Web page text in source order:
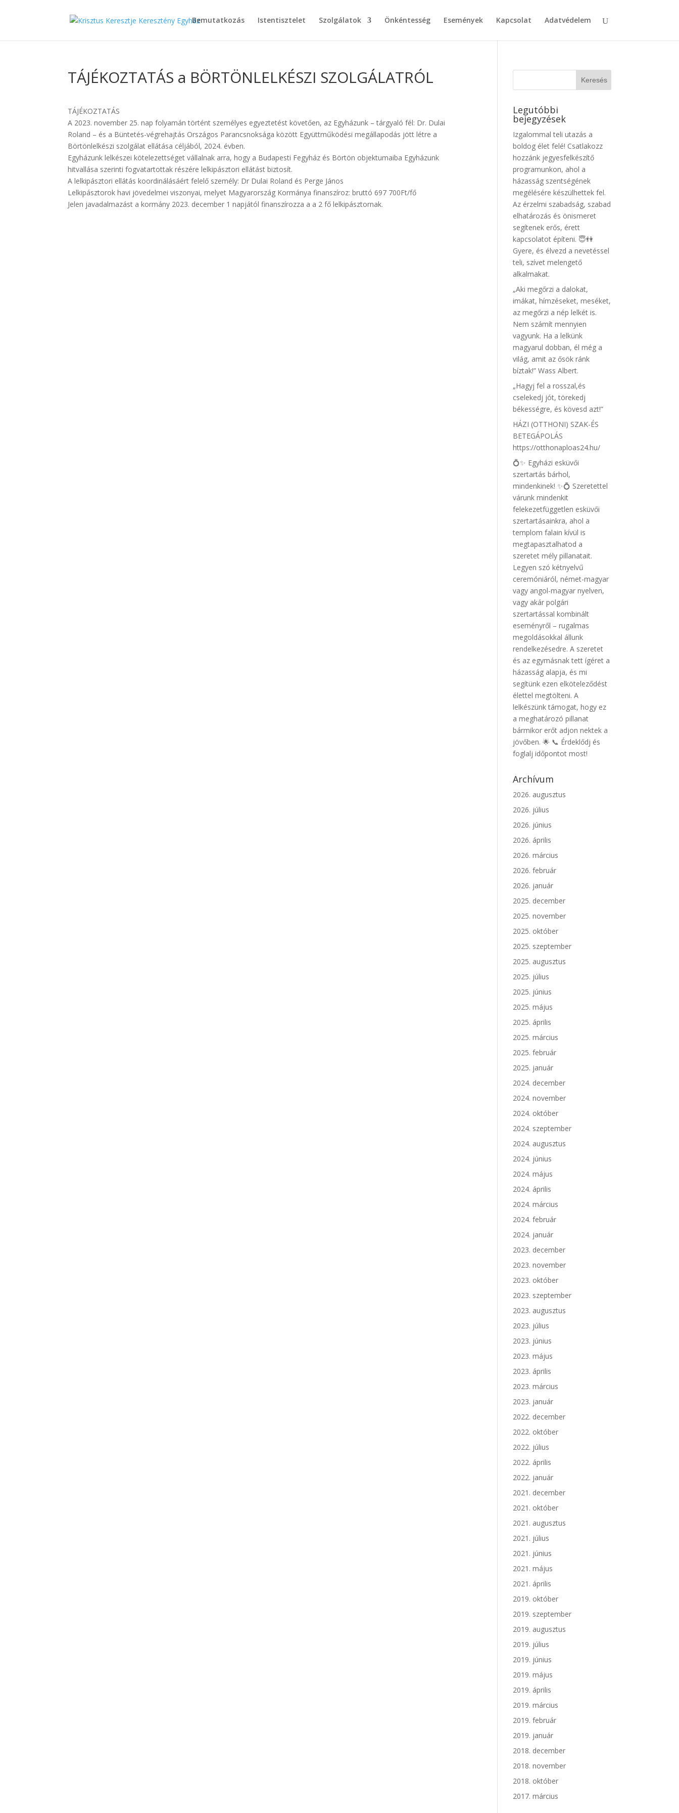
Bemutatkozás Istentisztelet Szolgálatok Önkéntesség Események Kapcsolat Adatvédelem
TÁJÉKOZTATÁS a BÖRTÖNLELKÉSZI SZOLGÁLATRÓL
TÁJÉKOZTATÁS
A 2023. november 25. nap folyamán történt személyes egyeztetést követően, az Egyházunk – tárgyaló fél: Dr. Dulai
Roland – és a Büntetés-végrehajtás Országos Parancsnoksága között Együttműködési megállapodás jött létre a
Börtönlelkészi szolgálat ellátása céljából, 2024. évben.
Egyházunk lelkészei kötelezettséget vállalnak arra, hogy a Budapesti Fegyház és Börtön objektumaiba Egyházunk
hitvallása szerinti fogvatartottak részére lelkipásztori ellátást biztosít.
A lelkipásztori ellátás koordinálásáért felelő személy: Dr Dulai Roland és Perge János
Lelkipásztorok havi jövedelmei viszonyai, melyet Magyarország Kormánya finanszíroz: bruttó 697 700Ft/fő
Jelen javadalmazást a kormány 2023. december 1 napjától finanszírozza a a 2 fő lelkipásztornak.
Legutóbbi
bejegyzések
Izgalommal teli utazás a
boldog élet felé! Csatlakozz
hozzánk jegyesfelkészítő
programunkon, ahol a
házasság szentségének
megélésére készülhettek fel.
Az érzelmi szabadság, szabad
elhatározás és önismeret
segítenek erős, érett
kapcsolatot építeni. 😇👫
Gyere, és élvezd a nevetéssel
teli, szívet melengető
alkalmakat.
„Aki megőrzi a dalokat,
imákat, hímzéseket, meséket,
az megőrzi a nép lelkét is.
Nem számít mennyien
vagyunk. Ha a lelkünk
magyarul dobban, él még a
világ, amit az ősök ránk
bíztak!” Wass Albert.
„Hagyj fel a rosszal,és
cselekedj jót, törekedj
békességre, és kövesd azt!”
HÁZI (OTTHONI) SZAK-ÉS
BETEGÁPOLÁS
https://otthonaploas24.hu/
💍✨ Egyházi esküvői
szertartás bárhol,
mindenkinek! ✨💍 Szeretettel
várunk mindenkit
felekezetfüggetlen esküvői
szertartásainkra, ahol a
templom falain kívül is
megtapasztalhatod a
szeretet mély pillanatait.
Legyen szó kétnyelvű
ceremóniáról, német-magyar
vagy angol-magyar nyelven,
vagy akár polgári
szertartással kombinált
eseményről – rugalmas
megoldásokkal állunk
rendelkezésedre. A szeretet
és az egymásnak tett ígéret a
házasság alapja, és mi
segítünk ezen elköteleződést
élettel megtölteni. A
lelkészünk támogat, hogy ez
a meghatározó pillanat
bármikor erőt adjon nektek a
jövőben. 🌟 📞 Érdeklődj és
foglalj időpontot most!
Archívum
2026. augusztus
2026. július
2026. június
2026. április
2026. március
2026. február
2026. január
2025. december
2025. november
2025. október
2025. szeptember
2025. augusztus
2025. július
2025. június
2025. május
2025. április
2025. március
2025. február
2025. január
2024. december
2024. november
2024. október
2024. szeptember
2024. augusztus
2024. június
2024. május
2024. április
2024. március
2024. február
2024. január
2023. december
2023. november
2023. október
2023. szeptember
2023. augusztus
2023. július
2023. június
2023. május
2023. április
2023. március
2023. január
2022. december
2022. október
2022. július
2022. április
2022. január
2021. december
2021. október
2021. augusztus
2021. július
2021. június
2021. május
2021. április
2019. október
2019. szeptember
2019. augusztus
2019. július
2019. június
2019. május
2019. április
2019. március
2019. február
2019. január
2018. december
2018. november
2018. október
2017. március